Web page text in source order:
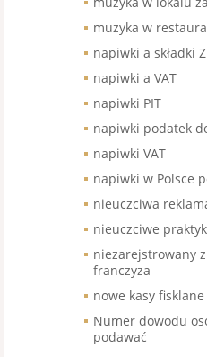
muzyka w
napiwki a składki
napiwki a VAT
napiwki PIT
napiwki podatek
napiwki VAT
napiwki w Polsce
nieuczciwa
nieuczciwe
niezarejstrowany
franczyza
nowe kasy
Numer dowodu
podawać